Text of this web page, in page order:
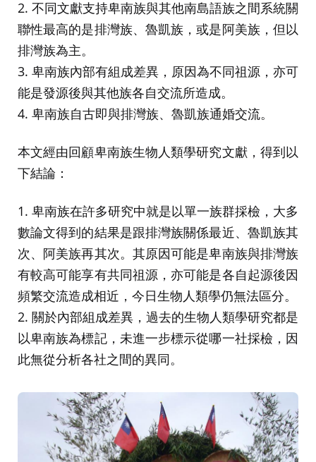
2. 不同文獻支持卑南族與其他南島語族之間系統關
聯性最高的是排灣族、魯凱族，或是阿美族，但以
排灣族為主。
3. 卑南族內部有組成差異，原因為不同祖源，亦可
能是發源後與其他族各自交流所造成。
4. 卑南族自古即與排灣族、魯凱族通婚交流。
本文經由回顧卑南族生物人類學研究文獻，得到以
下結論：
1. 卑南族在許多研究中就是以單一族群採檢，大多
數論文得到的結果是跟排灣族關係最近、魯凱族其
次、阿美族再其次。其原因可能是卑南族與排灣族
有較高可能享有共同祖源，亦可能是各自起源後因
頻繁交流造成相近，今日生物人類學仍無法區分。
2. 關於內部組成差異，過去的生物人類學研究都是
以卑南族為標記，未進一步標示從哪一社採檢，因
此無從分析各社之間的異同。